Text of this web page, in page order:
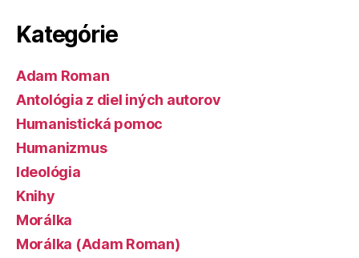
Kategórie
Adam Roman
Antológia z diel iných autorov
Humanistická pomoc
Humanizmus
Ideológia
Knihy
Morálka
Morálka (Adam Roman)